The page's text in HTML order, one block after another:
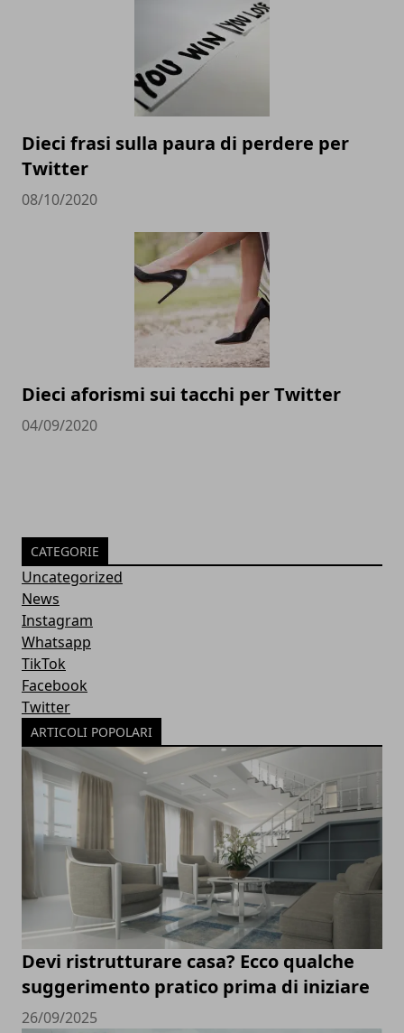
Dieci frasi sulla paura di perdere per
Twitter
08/10/2020
Dieci aforismi sui tacchi per Twitter
04/09/2020
CATEGORIE
Uncategorized
News
Instagram
Whatsapp
TikTok
Facebook
Twitter
ARTICOLI POPOLARI
Devi ristrutturare casa? Ecco qualche
suggerimento pratico prima di iniziare
26/09/2025